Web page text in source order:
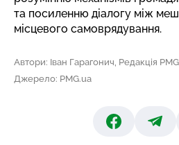
та посиленню діалогу між
місцевого самоврядування.
Автори: Іван Гарагонич, Редакція
Джерело: PMG.ua